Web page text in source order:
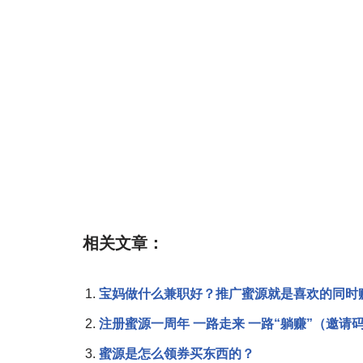
相关文章：
宝妈做什么兼职好？推广蜜源就是喜欢的同时
注册蜜源一周年 一路走来 一路“躺赚”（邀请
蜜源是怎么领券买东西的？